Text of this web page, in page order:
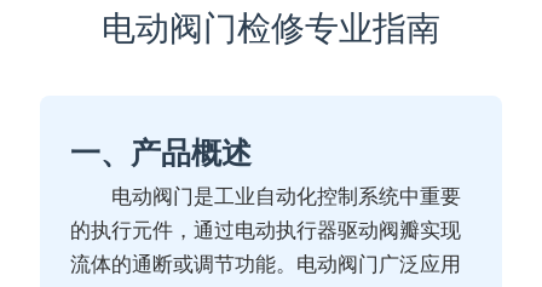
电动阀门检修专业指南
一、产品概述
电动阀门是工业自动化控制系统中重要
的执行元件，通过电动执行器驱动阀瓣实现
流体的通断或调节功能。电动阀门广泛应用